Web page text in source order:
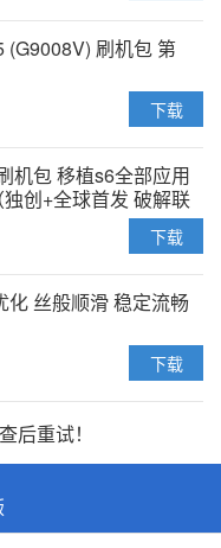
(G9008V) 刷机包 第
下载
机包 移植s6全部应用
创+全球首发 破解联
下载
化 丝般顺滑 稳定流畅
下载
后重试！